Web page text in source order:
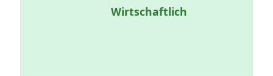
Wirtschaftlich